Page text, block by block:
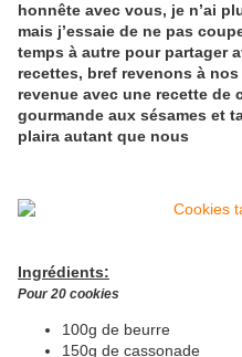
honnête avec vous, je n’ai
mais j’essaie de ne pas
temps à autre pour partager
recettes, bref revenons à
revenue avec une recette de
gourmande aux sésames et
plaira autant que nous
Ingrédients:
Pour 20 cookies
100g de beurre
150g de cassonade